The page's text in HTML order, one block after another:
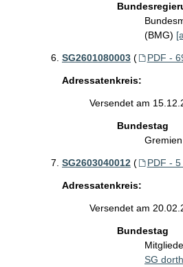
(BMG)
SG2601080003 ( PDF -
Adressatenkreis:
Versendet am
Bundestag
Gremien
SG2603040012 ( PDF -
Adressatenkreis:
Versendet am
Bundestag
SG